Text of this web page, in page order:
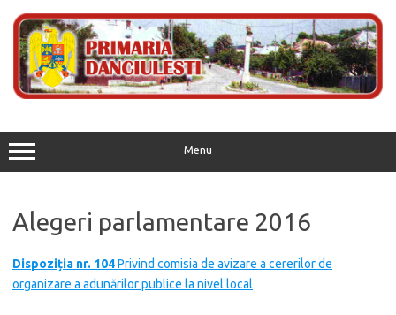
content
Menu
Alegeri parlamentare 2016
Dispoziția nr. 104Privind comisia de avizare a cererilor de
organizare a adunărilor publice la nivel local